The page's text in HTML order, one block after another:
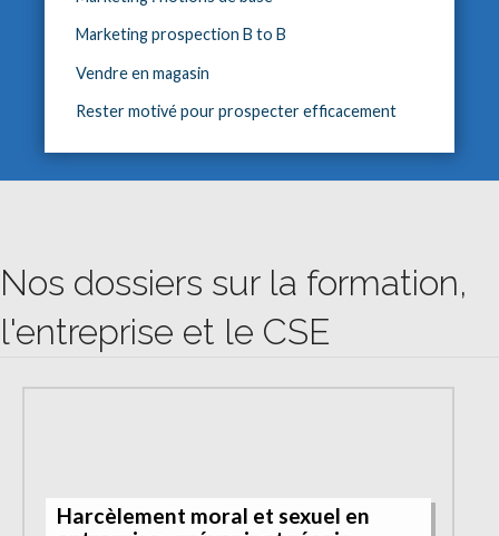
Marketing prospection B to B
Vendre en magasin
Rester motivé pour prospecter efficacement
Nos dossiers sur la formation,
l'entreprise et le CSE
Harcèlement moral et sexuel en